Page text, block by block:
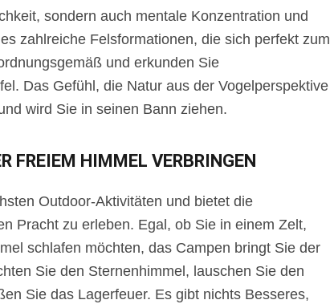
sondern auch mentale Konzentration und
zahlreiche Felsformationen, die sich perfekt zum
und erkunden Sie
Das Gefühl, die Natur aus der Vogelperspektive
wird Sie in seinen Bann ziehen.
FREIEM HIMMEL VERBRINGEN
Outdoor-Aktivitäten und bietet die
Pracht zu erleben. Egal, ob Sie in einem Zelt,
schlafen möchten, das Campen bringt Sie der
Sie den Sternenhimmel, lauschen Sie den
Sie das Lagerfeuer. Es gibt nichts Besseres,